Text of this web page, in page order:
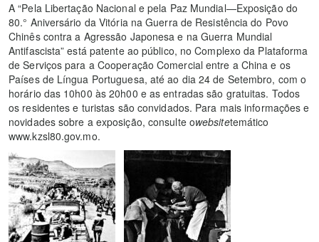
A “Pela Libertação Nacional e pela Paz Mundial—Exposição do
80.° Aniversário da Vitória na Guerra de Resistência do Povo
Chinês contra a Agressão Japonesa e na Guerra Mundial
Antifascista” está patente ao público, no Complexo da Plataforma
de Serviços para a Cooperação Comercial entre a China e os
Países de Língua Portuguesa, até ao dia 24 de Setembro, com o
horário das 10h00 às 20h00 e as entradas são gratuitas. Todos
os residentes e turistas são convidados. Para mais informações e
novidades sobre a exposição, consulte owebsitetemático
www.kzsl80.gov.mo.